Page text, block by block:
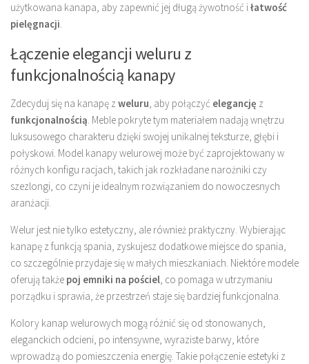
użytkowana kanapa, aby zapewnić jej długą żywotność iłatwość
pielęgnacji.
Łączenie elegancji weluru z
funkcjonalnością kanapy
Zdecyduj się na kanapę z weluru, aby połączyć elegancję z
funkcjonalnością. Meble pokryte tym materiałem nadają wnętrzu
luksusowego charakteru dzięki swojej unikalnej teksturze, głębi i
połyskowi. Model kanapy welurowej może być zaprojektowany w
różnych konfigu racjach, takich jak rozkładane narożniki czy
szezlongi, co czyni je idealnym rozwiązaniem do nowoczesnych
aranżacji.
Welur jest nie tylko estetyczny, ale również praktyczny. Wybierając
kanapę z funkcją spania, zyskujesz dodatkowe miejsce do spania,
co szczególnie przydaje się w małych mieszkaniach. Niektóre modele
oferują także poj emniki na pościel, co pomaga w utrzymaniu
porządku i sprawia, że przestrzeń staje się bardziej funkcjonalna.
Kolory kanap welurowych mogą różnić się od stonowanych,
eleganckich odcieni, po intensywne, wyraziste barwy, które
wprowadzą do pomieszczenia energię. Takie połączenie estetyki z